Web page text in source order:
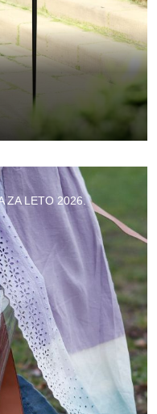
ZA LETO 2026.